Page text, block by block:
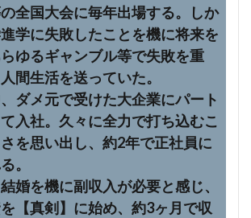
全国大会に毎年出場する。しか
学に失敗したことを機に将来を
ゆるギャンブル等で失敗を重
間生活を送っていた。
ダメ元で受けた大企業にパート
入社。久々に全力で打ち込むこ
を思い出し、約2年で正社員に
。
婚を機に副収入が必要と感じ、
【真剣】に始め、約3ヶ月で収